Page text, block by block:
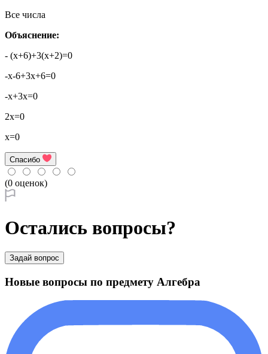
Все числа
Объяснение:
- (х+6)+3(х+2)=0
-х-6+3х+6=0
-х+3х=0
2х=0
х=0
Спасибо
(0 оценок)
Остались вопросы?
Задай вопрос
Новые вопросы по предмету Алгебра